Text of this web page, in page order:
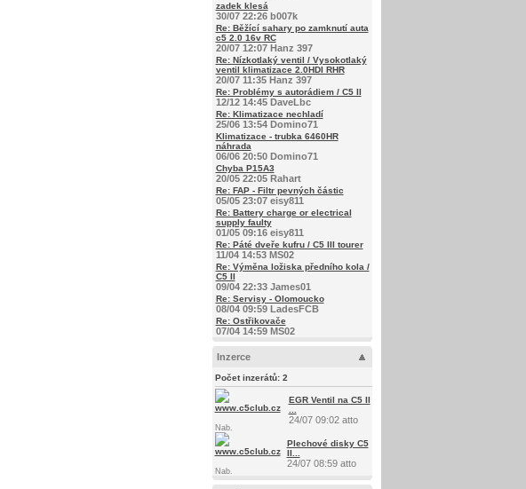
zadek klesá
30/07 22:26 b007k
Re: Běžící sahary po zamknutí auta
c5 2.0 16v RC
20/07 12:07 Hanz 397
Re: Nízkotlaký ventil / Vysokotlaký
ventil klimatizace 2.0HDI RHR
20/07 11:35 Hanz 397
Re: Problémy s autorádiem / C5 II
12/12 14:45 DaveLbc
Re: Klimatizace nechladí
25/06 13:54 Domino71
Klimatizace - trubka 6460HR
náhrada
06/06 20:50 Domino71
Chyba P15A3
20/05 22:05 Rahart
Re: FAP - Filtr pevných částic
05/05 23:07 eisy811
Re: Battery charge or electrical
supply faulty
01/05 09:16 eisy811
Re: Páté dveře kufru / C5 III tourer
11/04 14:53 MS02
Re: Výměna ložiska předního kola /
C5 II
09/04 22:33 James01
Re: Servisy - Olomoucko
08/04 09:59 LadesFCB
Re: Ostřikovače
07/04 14:59 MS02
Inzerce
Počet inzerátů: 2
Nab.
EGR Ventil na C5 II
24/07 09:02 atto
Nab.
Plechové disky C5
II...
24/07 08:59 atto